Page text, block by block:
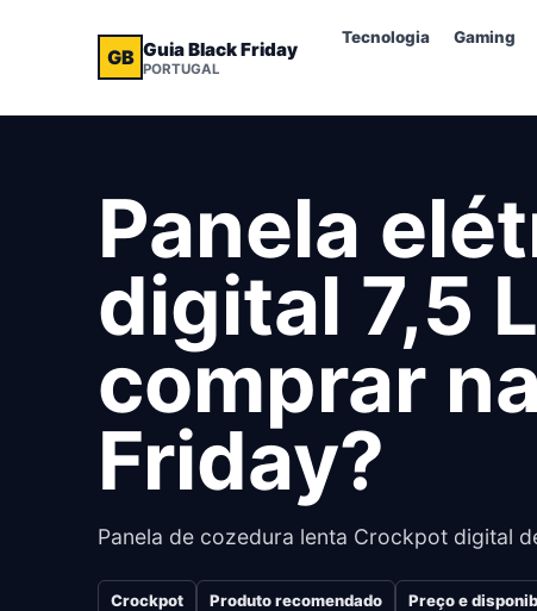
GB Guia Black Friday
PORTUGAL
Tecnologia Gaming
Panela
digital 7,5
comprar
Friday?
Panela de cozedura lenta Crockpot digital
Crockpot Produto recomendado Preço e